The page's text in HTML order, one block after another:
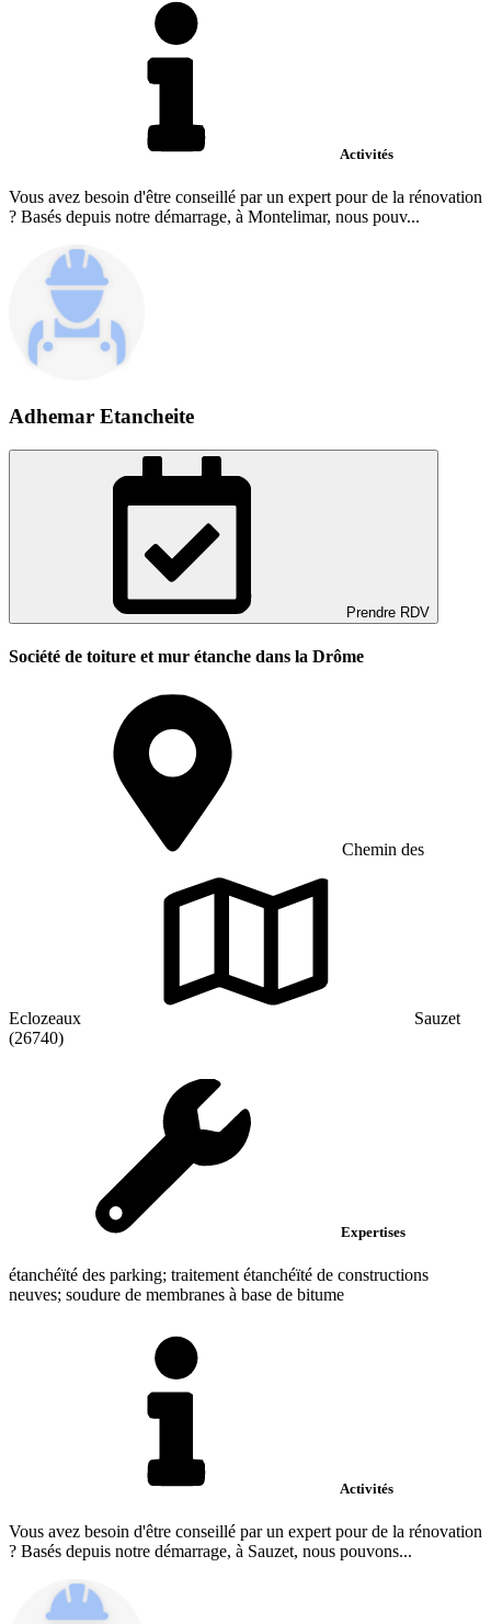
Activités
Vous avez besoin d'être conseillé par un expert pour de la rénovation
? Basés depuis notre démarrage, à Montelimar, nous pouv...
Adhemar Etancheite
Prendre RDV
Société de toiture et mur étanche dans la Drôme
Chemin des
Eclozeaux
Sauzet
(26740)
Expertises
étanchéïté des parking; traitement étanchéïté de constructions
neuves; soudure de membranes à base de bitume
Activités
Vous avez besoin d'être conseillé par un expert pour de la rénovation
? Basés depuis notre démarrage, à Sauzet, nous pouvons...